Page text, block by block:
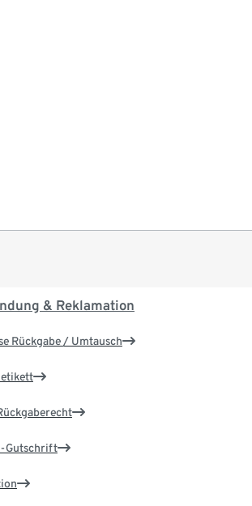
& Reklamation
Rückgabe / Umtausch
Gutschrift